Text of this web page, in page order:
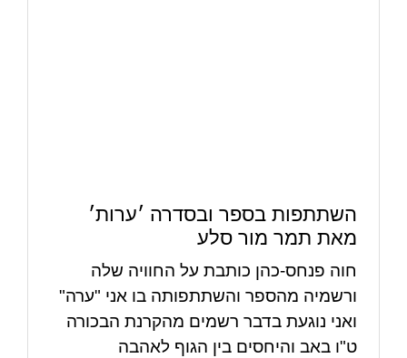
השתתפות בספר ובסדרה ׳ערות׳
מאת תמר מור סלע
חוה פנחס-כהן כותבת על החוויה שלה
ורשמיה מהספר והשתתפותה בו אני "ערה"
ואני נוגעת בדבר רשמים מהקרנת הבכורה
ט"ו באב והיחסים בין הגוף לאהבה